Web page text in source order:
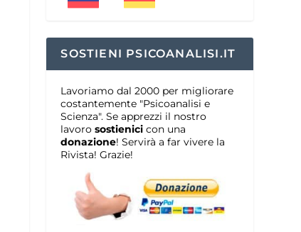
SOSTIENI PSICOANALISI.IT
Lavoriamo dal 2000 per migliorare
costantemente "Psicoanalisi e
Scienza". Se apprezzi il nostro
lavorosostienici con una
donazione! Servirà a far vivere la
Rivista! Grazie!